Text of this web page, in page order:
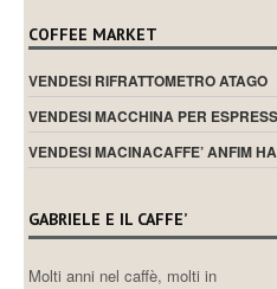
COFFEE MARKET
VENDESI RIFRATTOMETRO ATAGO
VENDESI MACCHINA PER
VENDESI MACINACAFFE’ ANFIM
GABRIELE E IL CAFFE’
Molti anni nel caffè, molti in